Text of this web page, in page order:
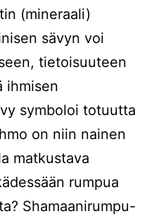
(mineraali)
sävyn voi
tietoisuuteen
ihmisen
symboloi totuutta
on niin nainen
matkustava
rumpua
Shamaanirumpu-